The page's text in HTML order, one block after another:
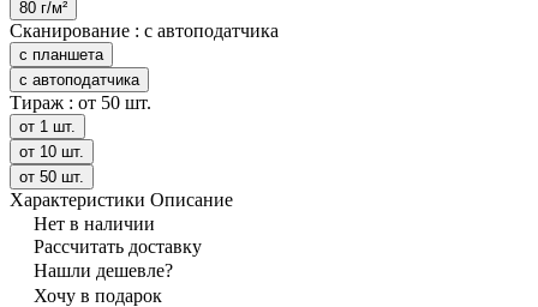
80 г/м²
Сканирование : с автоподатчика
с планшета
с автоподатчика
Тираж : от 50 шт.
от 1 шт.
от 10 шт.
от 50 шт.
Характеристики Описание
Нет в наличии
Рассчитать доставку
Нашли дешевле?
Хочу в подарок